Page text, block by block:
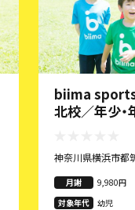
biima sports
北校／年少・
神奈川県横浜市都
月謝
9,980円
対象年代
幼児